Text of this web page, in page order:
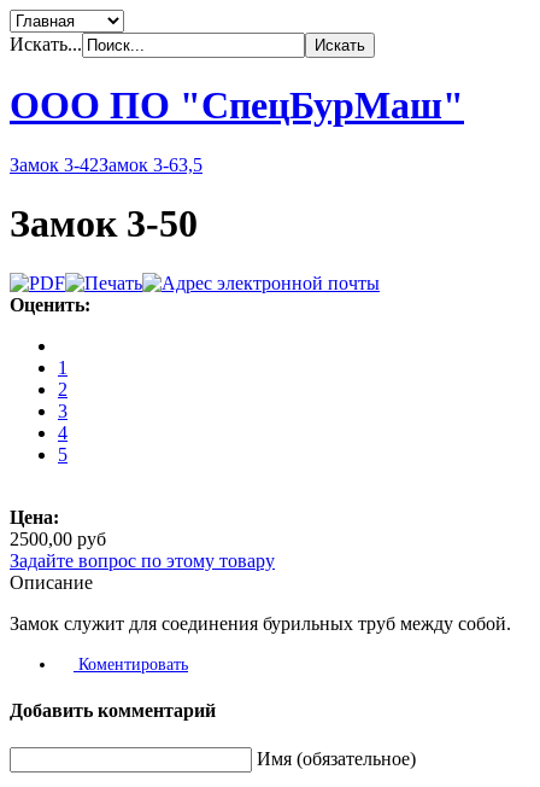
Искать...
ООО ПО "СпецБурМаш"
Замок 3-42Замок 3-63,5
Замок 3-50
Оценить:
1
2
3
4
5
Цена:
2500,00 руб
Задайте вопрос по этому товару
Описание
Замок служит для соединения бурильных труб между собой.
Коментировать
Добавить комментарий
Имя (обязательное)